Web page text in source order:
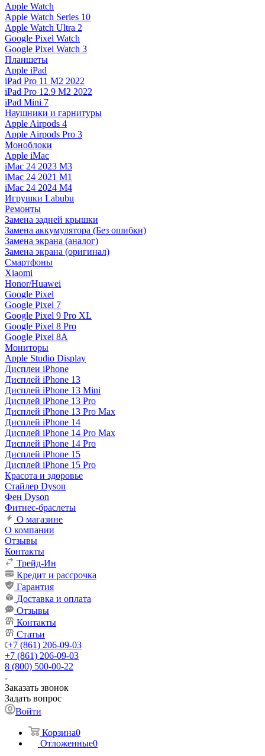
Apple Watch
Apple Watch Series 10
Apple Watch Ultra 2
Google Pixel Watch
Google Pixel Watch 3
Планшеты
Apple iPad
iPad Pro 11 M2 2022
iPad Pro 12.9 M2 2022
iPad Mini 7
Наушники и гарнитуры
Apple Airpods 4
Apple Airpods Pro 3
Моноблоки
Apple iMac
iMac 24 2023 M3
iMac 24 2021 M1
iMac 24 2024 M4
Игрушки Labubu
Ремонты
Замена задней крышки
Замена аккумулятора (Без ошибки)
Замена экрана (аналог)
Замена экрана (оригинал)
Смартфоны
Xiaomi
Honor/Huawei
Google Pixel
Google Pixel 7
Google Pixel 9 Pro XL
Google Pixel 8 Pro
Google Pixel 8A
Мониторы
Apple Studio Display
Дисплеи iPhone
Дисплей iPhone 13
Дисплей iPhone 13 Mini
Дисплей iPhone 13 Pro
Дисплей iPhone 13 Pro Max
Дисплей iPhone 14
Дисплей iPhone 14 Pro Max
Дисплей iPhone 14 Pro
Дисплей iPhone 15
Дисплей iPhone 15 Pro
Красота и здоровье
Стайлер Dyson
Фен Dyson
Фитнес-браслеты
О магазине
О компании
Отзывы
Контакты
Трейд-Ин
Кредит и рассрочка
Гарантия
Доставка и оплата
Отзывы
Контакты
Статьи
+7 (861) 206-09-03
+7 (861) 206-09-03
8 (800) 500-00-22
Заказать звонок
Задать вопрос
Войти
Корзина0
Отложенные0